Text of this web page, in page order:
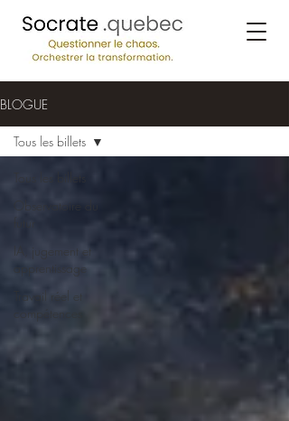
BLOGUE
Observatoire du
IA, jugement et
apprentissage
Travail réel et
compétences
Tous les billets